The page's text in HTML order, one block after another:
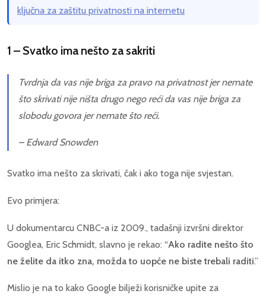
ključna za zaštitu privatnosti na internetu
1 – Svatko ima nešto za sakriti
Tvrdnja da vas nije briga za pravo na privatnost jer nemate
što skrivati ​​nije ništa drugo nego reći da vas nije briga za
slobodu govora jer nemate što reći.
– Edward Snowden
Svatko ima nešto za skrivati, čak i ako toga nije svjestan.
Evo primjera:
U dokumentarcu CNBC-a iz 2009., tadašnji izvršni direktor
Googlea, Eric Schmidt, slavno je rekao: “Ako radite nešto što
ne želite da itko zna, možda to uopće ne biste trebali raditi.”
Mislio je na to kako Google bilježi korisničke upite za